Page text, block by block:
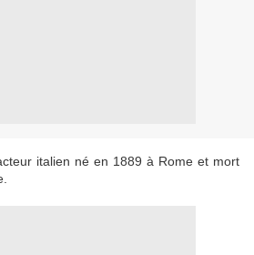
italien né en 1889 à Rome et mort